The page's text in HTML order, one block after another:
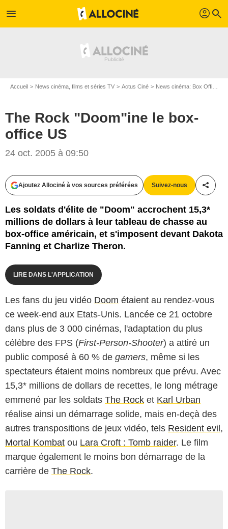
menu profil search
Accueil News cinéma, films et séries TV Actus Ciné News cinéma: Box Office
The Rock "Doom"ine le box-
office US
24 oct. 2005 à 09:50
Ajoutez Allociné à vos sources préférées Suivez-nous
Les soldats d'élite de "Doom" accrochent 15,3*
millions de dollars à leur tableau de chasse au
box-office américain, et s'imposent devant Dakota
Fanning et Charlize Theron.
LIRE DANS L'APPLICATION
Les fans du jeu vidéo Doom étaient au rendez-vous
ce week-end aux Etats-Unis. Lancée ce 21 octobre
dans plus de 3 000 cinémas, l'adaptation du plus
célèbre des FPS (First-Person-Shooter) a attiré un
public composé à 60 % de gamers, même si les
spectateurs étaient moins nombreux que prévu. Avec
15,3* millions de dollars de recettes, le long métrage
emmené par les soldats The Rock et Karl Urban
réalise ainsi un démarrage solide, mais en-deçà des
autres transpositions de jeux vidéo, tels Resident evil,
Mortal Kombat ou Lara Croft : Tomb raider. Le film
marque également le moins bon démarrage de la
carrière de The Rock.